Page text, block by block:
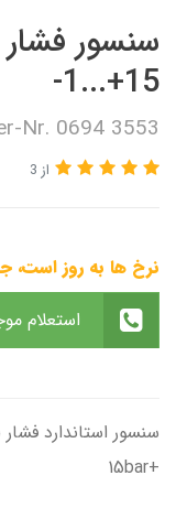
-1...+15
Nr. 0694 3553
از 3
نرخ ها به روز
+15bar